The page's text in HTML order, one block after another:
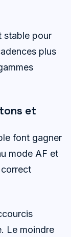
stable pour
plus
et
font gagner
mode AF et
Le moindre